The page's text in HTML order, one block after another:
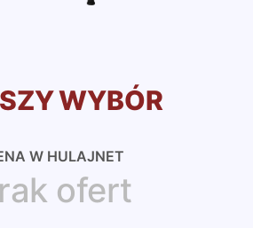
WYBÓR
W HULAJNET
ofert